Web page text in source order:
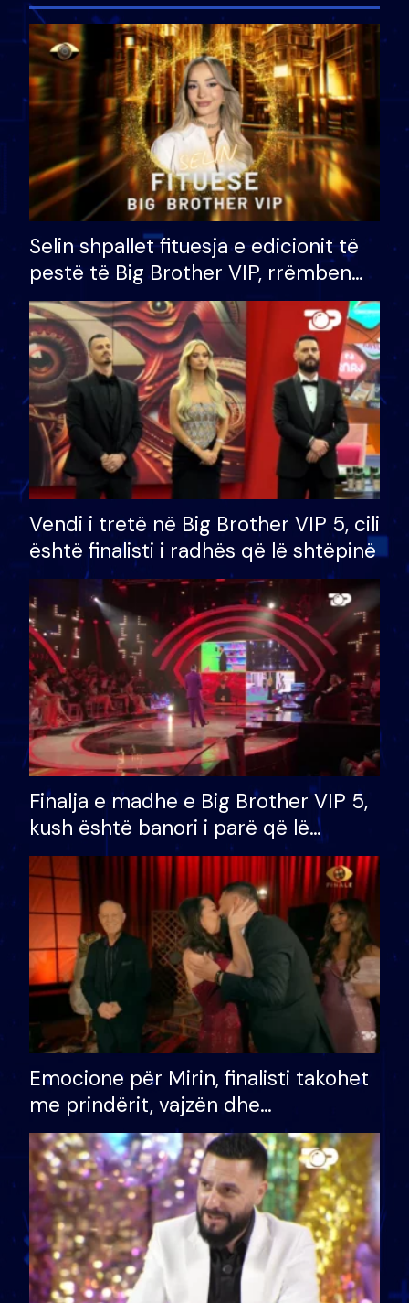
Selin shpallet fituesja e edicionit të
pestë të Big Brother VIP, rrëmben
çmimin e madh prej 100 mijë eurosh
Vendi i tretë në Big Brother VIP 5, cili
është finalisti i radhës që lë shtëpinë
Finalja e madhe e Big Brother VIP 5,
kush është banori i parë që lë
shtëpinë dhe humb mundësinë për
të fituar çmimin e madh
Emocione për Mirin, finalisti takohet
me prindërit, vajzën dhe
bashkëshorten: S’kemi ndonjë letër
divorci apo jo?